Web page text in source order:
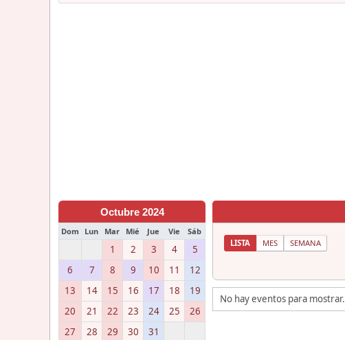
Octubre 2024
Dom Lun Mar Mié Jue Vie Sáb
1 2 3 4
5
6
7 8 9 10 11
12
13
14 15 16 17 18
19
20
21 22 23 24 25
26
27
28 29 30 31
LISTA MES SEMANA
No hay eventos para mostrar.